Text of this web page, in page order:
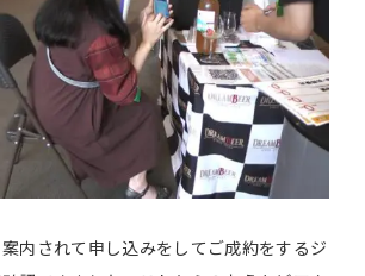
内されて申し込みをしてご成約をするジ